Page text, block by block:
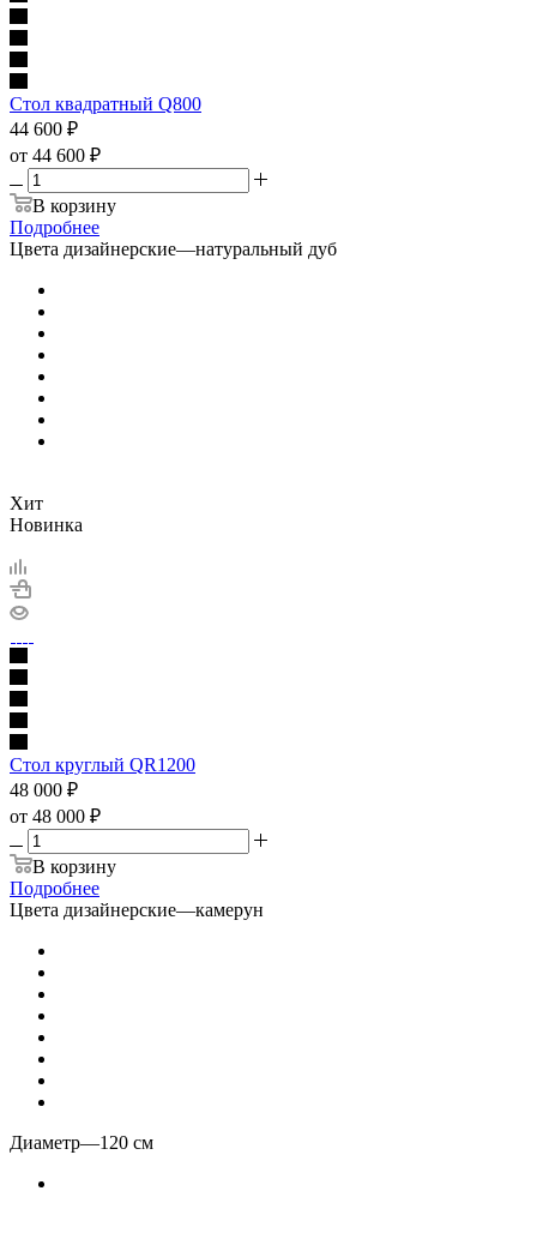
Стол квадратный Q800
44 600 ₽
от 44 600 ₽
В корзину
Подробнее
Цвета дизайнерские—натуральный дуб
Хит
Новинка
Стол круглый QR1200
48 000 ₽
от 48 000 ₽
В корзину
Подробнее
Цвета дизайнерские—камерун
Диаметр—120 см